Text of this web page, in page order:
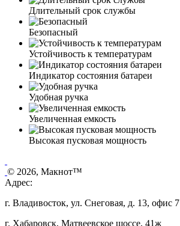
Длительный срок службы
Безопасный
Устойчивость к температурам
Индикатор состояния батареи
Удобная ручка
Увеличенная емкость
Высокая пусковая мощность
© 2026, Макнот™
Адрес:
г. Владивосток, ул. Снеговая, д. 13, офис 7
г. Хабаровск, Матвеевское шоссе, 41ж